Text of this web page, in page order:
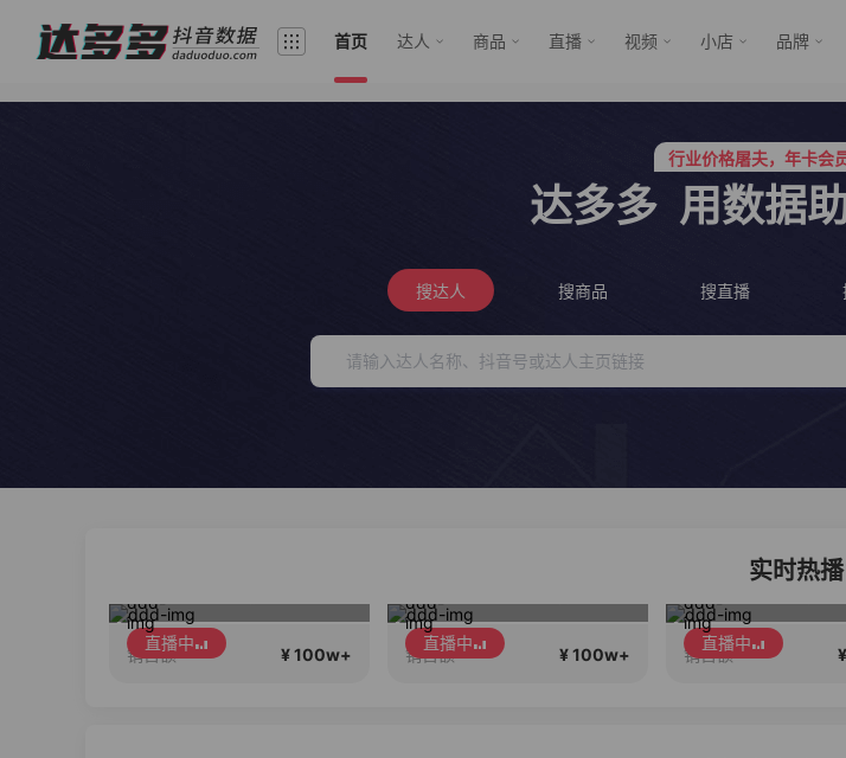
首页 达人 商品 直播 视频 小店 品牌
行业价格屠夫，年卡会
服务三只羊、董先生等
达多多 用数据
搜达人 搜商品 搜直播
实时热播
直播中
销售额 ¥ 100w+
直播中
销售额 ¥ 100w+
直播中
销售额